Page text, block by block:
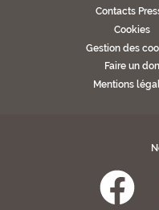
Contacts
Cookies
Gestion des
Faire un don
Mentions